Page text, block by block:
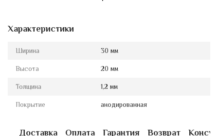
Характеристики
Ширина 30 мм
Высота 20 мм
Толщина 1,2 мм
Покрытие анодированная
Доставка Оплата Гарантия Возврат